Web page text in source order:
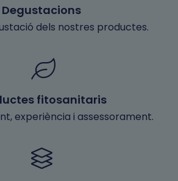
Degustacions
dels nostres productes.
fitosanitaris
experiència i assessorament.